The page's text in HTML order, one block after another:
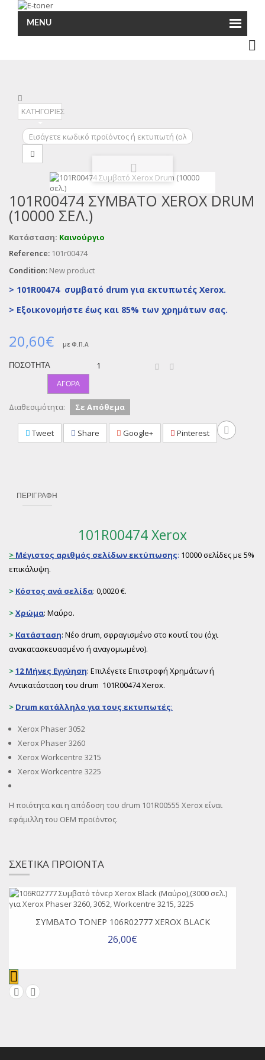
MENU
ΚΑΤΗΓΟΡΙΕΣ
101R00474 ΣΥΜΒΑΤΌ XEROX DRUM
(10000 ΣΕΛ.)
Κατάσταση: Καινούργιο
Reference: 101r00474
Condition: New product
> 101R00474 συμβατό drum για εκτυπωτές Xerox.
> Εξοικονομήστε έως και 85% των χρημάτων σας.
20,60€ με Φ.Π.Α
ΠΟΣΌΤΗΤΑ
ΑΓΟΡΆ
Διαθεσιμότητα: Σε Απόθεμα
Tweet Share Google+ Pinterest
ΠΕΡΙΓΡΑΦΉ
101R00474 Xerox
> Μέγιστος αριθμός σελίδων εκτύπωσης: 10000 σελίδες με 5%
επικάλυψη.
> Κόστος ανά σελίδα: 0,0020 €.
>Χρώμα: Μαύρο.
> Κατάσταση: Νέο drum, σφραγισμένο στο κουτί του (όχι
ανακατασκευασμένο ή αναγομωμένο).
>12 Μήνες Εγγύηση: Επιλέγετε Επιστροφή Χρημάτων ή
Αντικατάσταση του drum 101R00474 Xerox.
> Drum κατάλληλο για τους εκτυπωτές:
Xerox Phaser 3052
Xerox Phaser 3260
Xerox Workcentre 3215
Xerox Workcentre 3225
Η ποιότητα και η απόδοση του drum 101R00555 Xerox είναι
εφάμιλλη του OEM προϊόντος.
ΣΧΕΤΙΚΑ ΠΡΟΙΟΝΤΑ
ΣΥΜΒΑΤΌ ΤΌΝΕΡ 106R02777 XEROX BLACK
26,00€